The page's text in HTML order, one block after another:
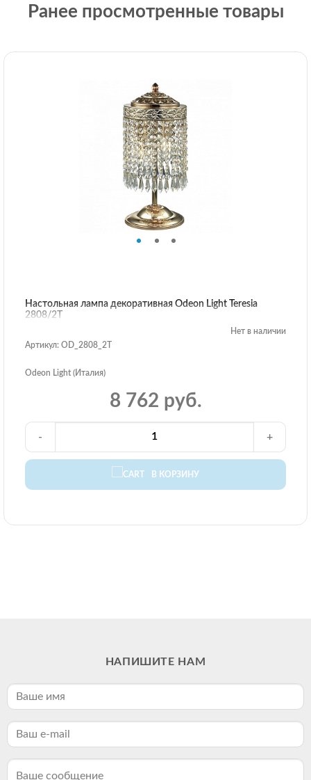
Ранее просмотренные товары
Настольная лампа декоративная Odeon Light Teresia
2808/2T
Нет в наличии
Артикул: OD_2808_2T
Odeon Light (Италия)
8 762 руб.
В КОРЗИНУ
- +
НАПИШИТЕ НАМ